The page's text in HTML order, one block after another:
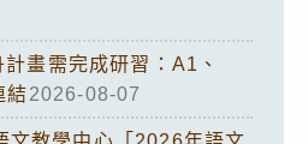
畫需完成研習：A1、
結2026-08-07